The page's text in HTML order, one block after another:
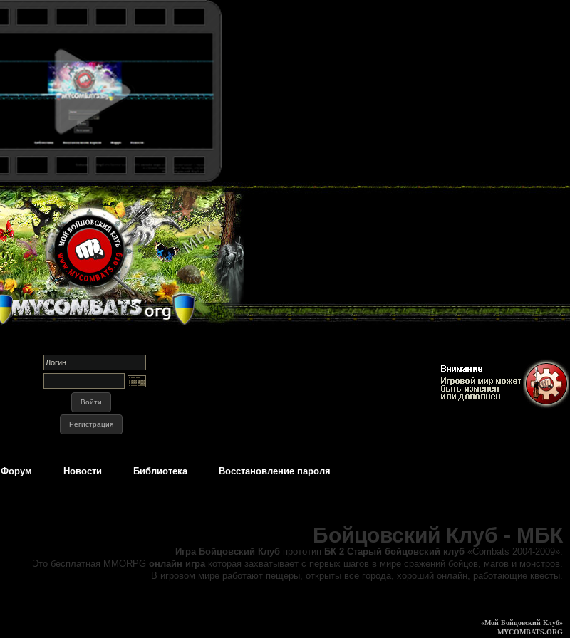
Форум Новости Библиотека Восстановление пароля
Бойцовский Клуб - МБК
Игра Бойцовский Клуб прототип БК 2 Старый бойцовский клуб «Combats 2004-2009».
Это бесплатная MMORPG онлайн игра которая захватывает с первых шагов в мире сражений бойцов, магов и монстров.
В игровом мире работают пещеры, открыты все города, хороший онлайн, работающие квесты.
«Мой Бойцовский Клуб»
MYCOMBATS.ORG